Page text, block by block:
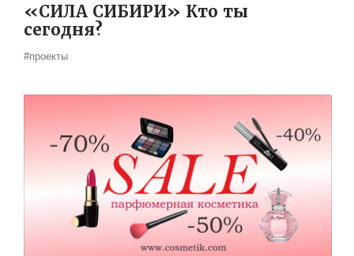
«СИЛА СИБИРИ» Кто ты
сегодня?
#проекты